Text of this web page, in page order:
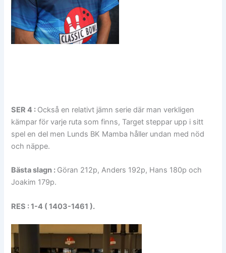
SER 4 : Också en relativt jämn serie där man verkligen
kämpar för varje ruta som finns, Target steppar upp i sitt
spel en del men Lunds BK Mamba håller undan med nöd
och näppe.
Bästa slagn : Göran 212p, Anders 192p, Hans 180p och
Joakim 179p.
RES : 1-4 ( 1403-1461 ).